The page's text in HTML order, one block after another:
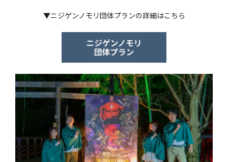
▼ニジゲンノモリ団体プランの詳細はこちら